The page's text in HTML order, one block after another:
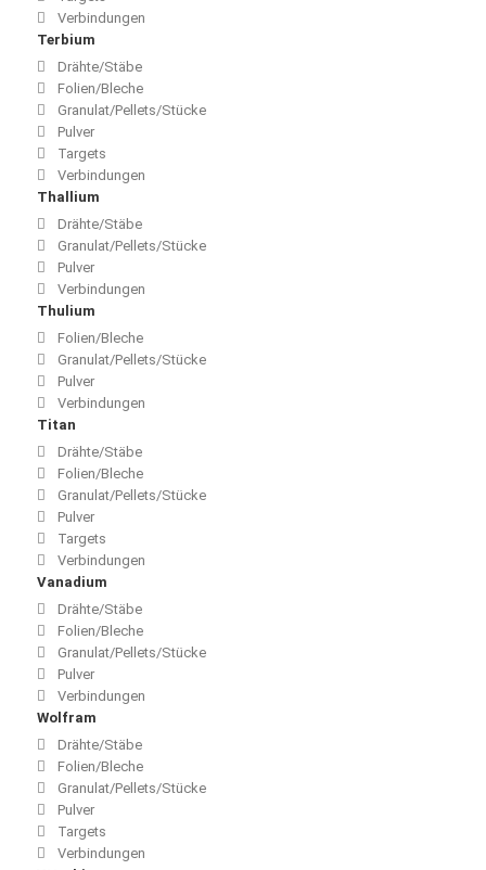
Verbindungen
Terbium
Drähte/Stäbe
Folien/Bleche
Granulat/Pellets/Stücke
Pulver
Targets
Verbindungen
Thallium
Drähte/Stäbe
Granulat/Pellets/Stücke
Pulver
Verbindungen
Thulium
Folien/Bleche
Granulat/Pellets/Stücke
Pulver
Verbindungen
Titan
Drähte/Stäbe
Folien/Bleche
Granulat/Pellets/Stücke
Pulver
Targets
Verbindungen
Vanadium
Drähte/Stäbe
Folien/Bleche
Granulat/Pellets/Stücke
Pulver
Verbindungen
Wolfram
Drähte/Stäbe
Folien/Bleche
Granulat/Pellets/Stücke
Pulver
Targets
Verbindungen